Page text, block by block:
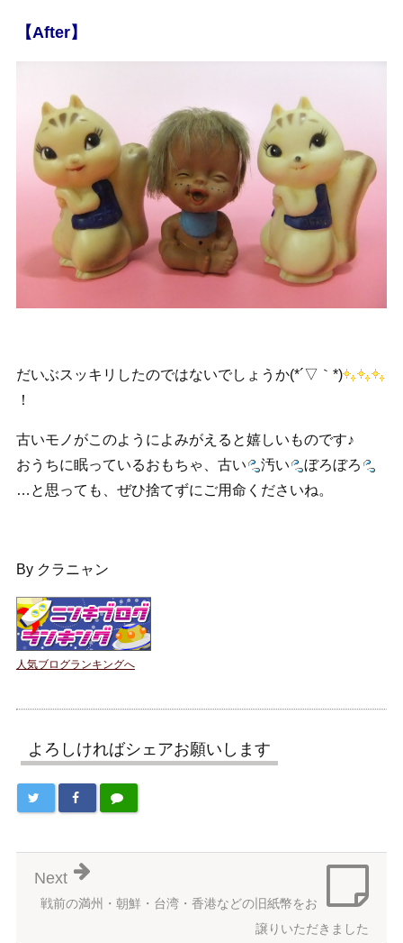
【After】
だいぶスッキリしたのではないでしょうか(*´▽｀*)
！
古いモノがこのようによみがえると嬉しいものです♪
おうちに眠っているおもちゃ、古い
汚い
ぼろぼろ
…と思っても、ぜひ捨てずにご用命くださいね。
By クラニャン
人気ブログランキングへ
よろしければシェアお願いします
戦前の満州・朝鮮・台湾・香港などの旧紙幣をお
譲りいただきました
Next